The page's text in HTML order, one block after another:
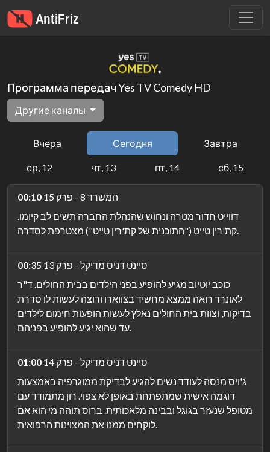
Программа передач Yes TV Comedy HD
Другие каналы
Вчера Сегодня Завтра
ср, 12 чт, 13 пт, 14 сб, 15
00:10
המשרד 8 - פרק 15
דווייט חדור מטרה ונחוש שהנהלת החברה תשים לב קיומו.
קת'רין טייט ("התוכנית של קת'רין טייט") מצטרפת לסדרה.
00:35
סיינט דניס מדיקל - פרק 13
כוכב יוטיוב מגיע להופיע בפני הילדים בבית החולים. ד"ר
לאונרד רואה ממצא מחשיד בצווארו ורוצה לעשות לו סדרת
בדיקות, וצוות בית החולים נאלץ לעשות הופעות חימום לילדים
עד שהוא יגיע להופיע בפניהם.
01:00
סיינט דניס מדיקל - פרק 14
ג'ויס מנסה לעודד נשים להגיע לבדיקת ממוגרפיה באמצעות
דוגמה אישית שמתפתחת באופן לא צפוי. רון מתמודד עם
מטופל שנעזר בגוגל ובבינה מלאכותית. ברוס תוהה מי הוא אם
לוקחים ממנו את המצוינות הרפואית.